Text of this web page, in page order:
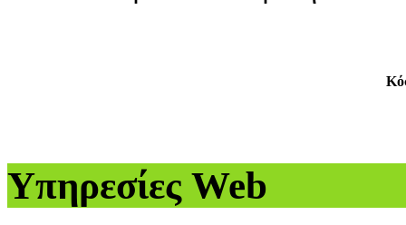
Υπηρεσίες Web